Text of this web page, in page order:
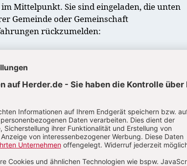
Mittelpunkt. Sie sind eingeladen, die unten
Gemeinde oder Gemeinschaft
rückzumelden:
in der Praxis einsetzen?
Aufbau der Texte?
wo Verbesserungsmöglichkeiten?
Beitrag für die Weiterentwicklung
einen QR-Code bzw. Link zur
des Modells) können Sie Ihre Einschätzung